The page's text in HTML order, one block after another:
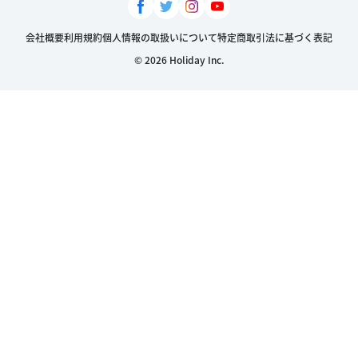
会社概要利用規約個人情報の取扱いについて特定商取引法に基づく表記
© 2026 Holiday Inc.